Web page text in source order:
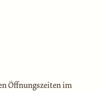
Öffnungszeiten im